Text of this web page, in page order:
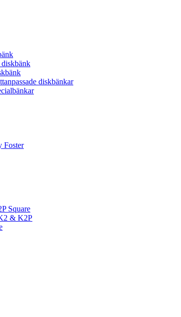
diskbänk
diskbänkar
Foster
Square
& K2P